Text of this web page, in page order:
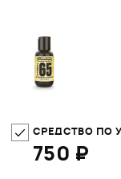
СРЕДСТВО ПО
750 ₽